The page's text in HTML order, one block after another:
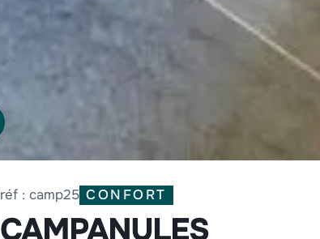
réf : camp25 CONFORT
CAMPANULES